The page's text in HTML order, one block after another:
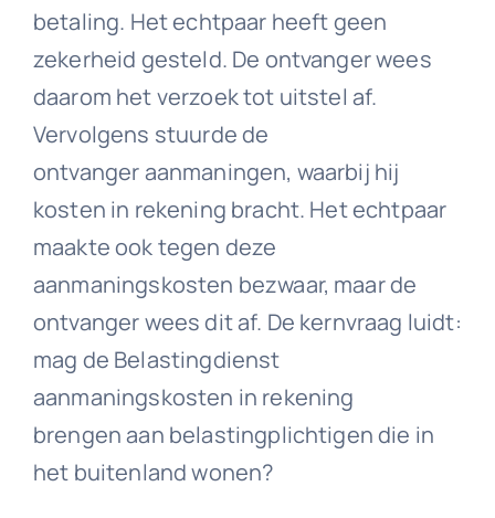
betaling. Het echtpaar heeft geen
zekerheid gesteld. De ontvanger wees
daarom het verzoek tot uitstel af.
Vervolgens stuurde de
ontvanger aanmaningen, waarbij hij
kosten in rekening bracht. Het echtpaar
maakte ook tegen deze
aanmaningskosten bezwaar, maar de
ontvanger wees dit af. De kernvraag luidt:
mag de Belastingdienst
aanmaningskosten in rekening
brengen aan belastingplichtigen die in
het buitenland wonen?